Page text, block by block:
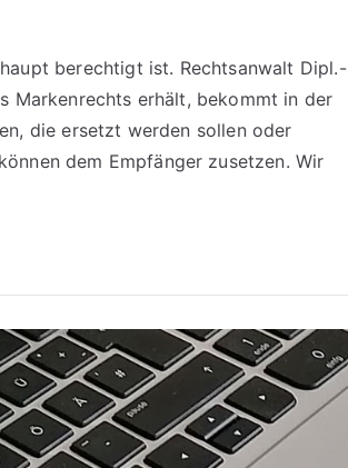
berechtigt ist. Rechtsanwalt Dipl.-
Markenrechts erhält, bekommt in der
die ersetzt werden sollen oder
dem Empfänger zusetzen. Wir